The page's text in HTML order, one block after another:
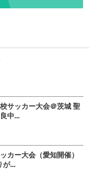
サッカー大会＠茨城 聖
中...
カー大会（愛知開催）
が...